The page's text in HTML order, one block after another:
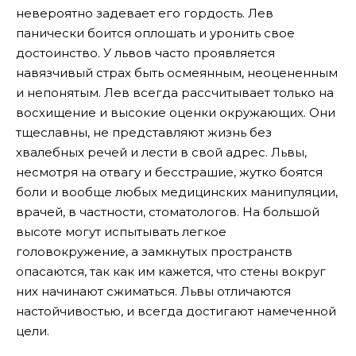
невероятно задевает его гордость. Лев
панически боится оплошать и уронить свое
достоинство. У львов часто проявляется
навязчивый страх быть осмеянным, неоцененным
и непонятым. Лев всегда рассчитывает только на
восхищение и высокие оценки окружающих. Они
тщеславны, не представляют жизнь без
хвалебных речей и лести в свой адрес. Львы,
несмотря на отвагу и бесстрашие, жутко боятся
боли и вообще любых медицинских манипуляции,
врачей, в частности, стоматологов. На большой
высоте могут испытывать легкое
головокружение, а замкнутых пространств
опасаются, так как им кажется, что стены вокруг
них начинают сжиматься. Львы отличаются
настойчивостью, и всегда достигают намеченной
цели.